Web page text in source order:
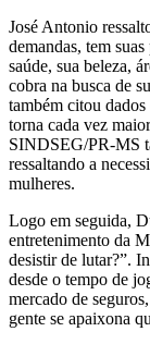
José Antonio
demandas, tem
saúde, sua beleza,
cobra na busca de
também citou
torna cada vez
SINDSEG/PR-MS
ressaltando a
mulheres.
Logo em seguida,
entretenimento da
desistir de lutar?”.
desde o tempo de
mercado de
gente se apaixona